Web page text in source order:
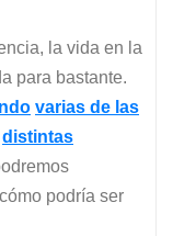
la vida en la
para bastante.
varias de las
distintas
podría ser